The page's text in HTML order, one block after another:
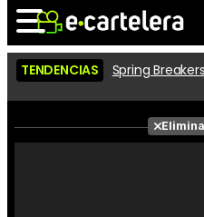
Noticias
TENDENCIAS Spring